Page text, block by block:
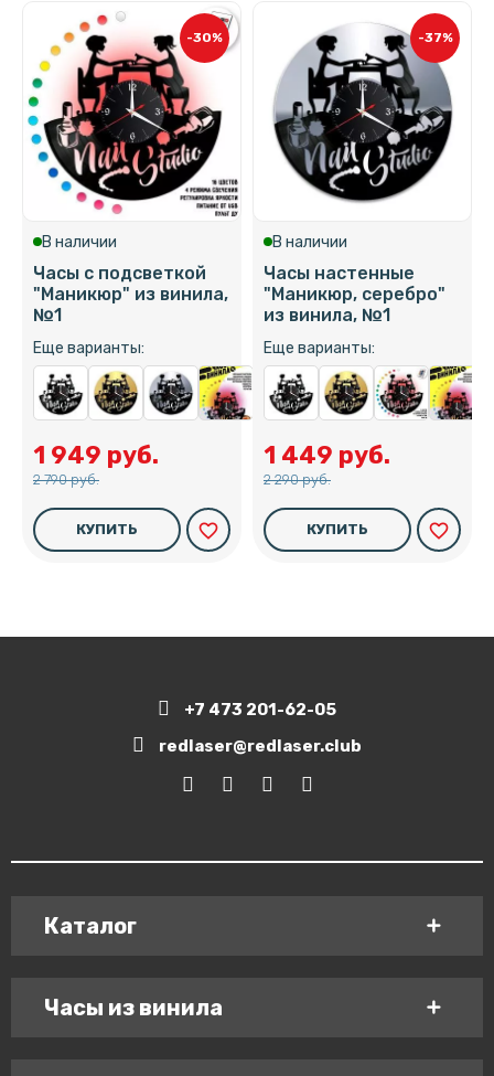
-30%
В наличии
Часы с подсветкой
"Маникюр" из винила,
№1
Еще варианты:
1 949 руб.
2 790 руб.
КУПИТЬ favorite_border
-37%
В наличии
Часы настенные
"Маникюр, серебро"
из винила, №1
Еще варианты:
1 449 руб.
2 290 руб.
КУПИТЬ favorite_border
+7 473 201-62-05
redlaser@redlaser.club
Каталог
Часы из винила